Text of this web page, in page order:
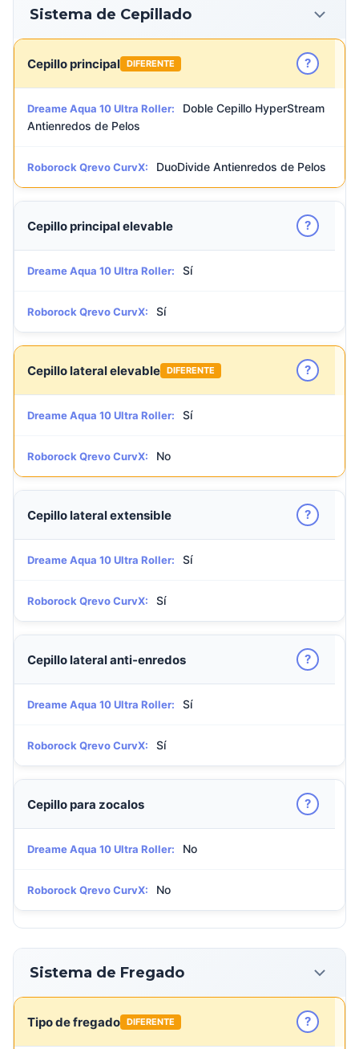
Sistema de Cepillado
Cepillo principal DIFERENTE ?
Dreame Aqua 10 Ultra Roller:
Doble Cepillo HyperStream
Antienredos de Pelos
Roborock Qrevo CurvX: DuoDivide Antienredos de Pelos
Cepillo principal elevable ?
Dreame Aqua 10 Ultra Roller: Sí
Roborock Qrevo CurvX: Sí
Cepillo lateral elevable DIFERENTE ?
Dreame Aqua 10 Ultra Roller: Sí
Roborock Qrevo CurvX: No
Cepillo lateral extensible ?
Dreame Aqua 10 Ultra Roller: Sí
Roborock Qrevo CurvX: Sí
Cepillo lateral anti-enredos ?
Dreame Aqua 10 Ultra Roller: Sí
Roborock Qrevo CurvX: Sí
Cepillo para zocalos ?
Dreame Aqua 10 Ultra Roller: No
Roborock Qrevo CurvX: No
Sistema de Fregado
Tipo de fregado DIFERENTE ?